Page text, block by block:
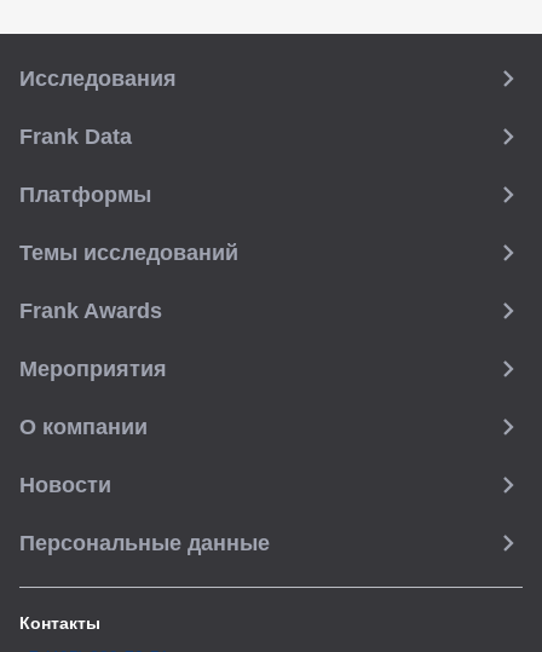
Исследования
Frank Data
Платформы
Темы исследований
Frank Awards
Мероприятия
О компании
Новости
Персональные данные
Контакты